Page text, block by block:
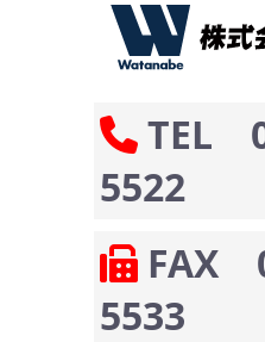
TEL
5522
FAX
5533